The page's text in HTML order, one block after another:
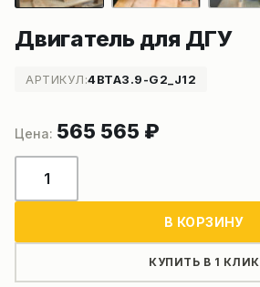
Двигатель для ДГУ
АРТИКУЛ:4BTA3.9-G2_J12
565 565 ₽
товара
В КОРЗИНУ
КУПИТЬ В 1 КЛИК